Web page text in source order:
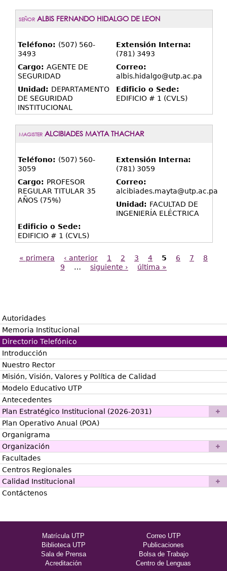
SEÑOR ALBIS FERNANDO HIDALGO DE LEON
Teléfono: (507) 560-
3493
Extensión Interna:
(781) 3493
Cargo: AGENTE DE
SEGURIDAD
Correo:
albis.hidalgo@utp.ac.pa
Unidad: DEPARTAMENTO
DE SEGURIDAD
INSTITUCIONAL
Edificio o Sede:
EDIFICIO # 1 (CVLS)
MAGISTER ALCIBIADES MAYTA THACHAR
Teléfono: (507) 560-
3059
Extensión Interna:
(781) 3059
Cargo: PROFESOR
REGULAR TITULAR 35
AÑOS (75%)
Correo:
alcibiades.mayta@utp.ac.pa
Unidad: FACULTAD DE
INGENIERÍA ELÉCTRICA
Edificio o Sede:
EDIFICIO # 1 (CVLS)
« primera ‹ anterior 1 2 3 4 5 6 7
8
9
… siguiente › última »
Autoridades
Memoria Institucional
Directorio Telefónico
Introducción
Nuestro Rector
Misión, Visión, Valores y Política de Calidad
Modelo Educativo UTP
Antecedentes
Plan Estratégico Institucional (2026-2031)
Plan Operativo Anual (POA)
Organigrama
Organización
Facultades
Centros Regionales
Calidad Institucional
Contáctenos
Matrícula UTP
Correo UTP
Biblioteca UTP
Publicaciones
Sala de Prensa
Bolsa de Trabajo
Acreditación
Centro de Lenguas